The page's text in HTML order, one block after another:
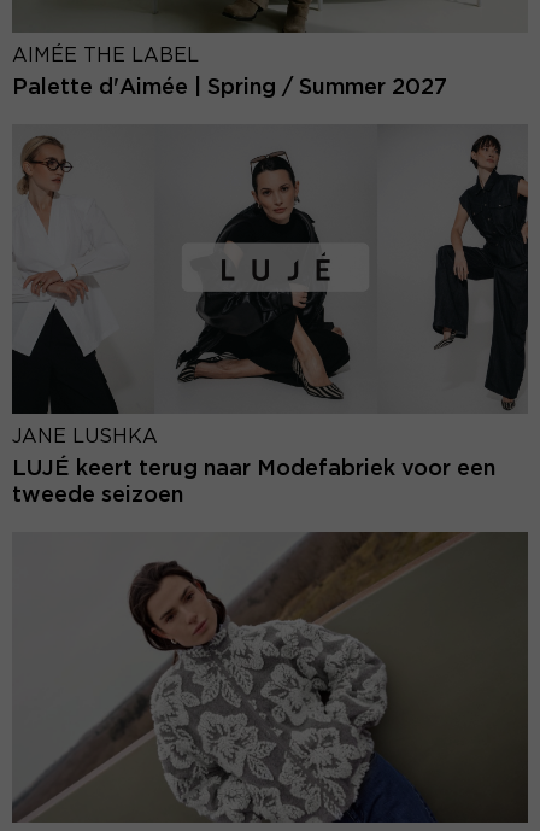
AIMÉE THE LABEL
Palette d'Aimée | Spring / Summer 2027
JANE LUSHKA
LUJÉ keert terug naar Modefabriek voor een
tweede seizoen